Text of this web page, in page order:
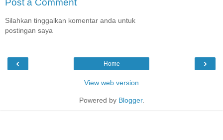
Post a Comment
Silahkan tinggalkan komentar anda untuk
postingan saya
‹ ›
Home
View web version
Powered by Blogger.